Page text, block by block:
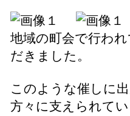
地域の町会で行わ
だきました。
このような催しに
方々に支えられて